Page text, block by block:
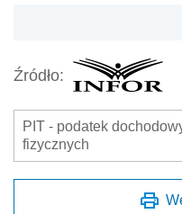
Źródło:
PIT - podatek
fizycznych